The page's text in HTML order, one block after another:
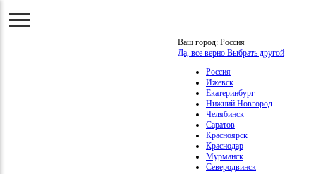
Ваш город: Россия
Да, все верно Выбрать другой
Россия
Ижевск
Екатеринбург
Нижний Новгород
Челябинск
Саратов
Красноярск
Краснодар
Мурманск
Северодвинск